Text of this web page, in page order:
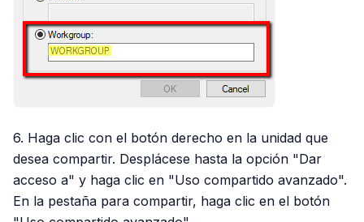
6. Haga clic con el botón derecho en la unidad que
desea compartir. Desplácese hasta la opción "Dar
acceso a" y haga clic en "Uso compartido avanzado".
En la pestaña para compartir, haga clic en el botón